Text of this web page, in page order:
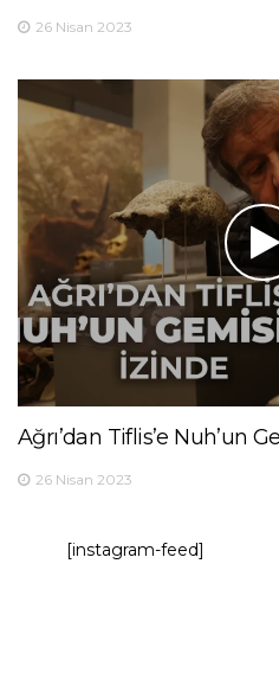
26 Nisan 2023
Ağrı’dan Tiflis’e Nuh’un
26 Nisan 2023
[instagram-feed]